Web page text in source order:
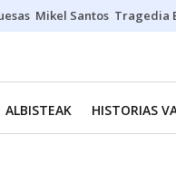
Mikel Santos Tragedia
ALBISTEAK HISTORIAS